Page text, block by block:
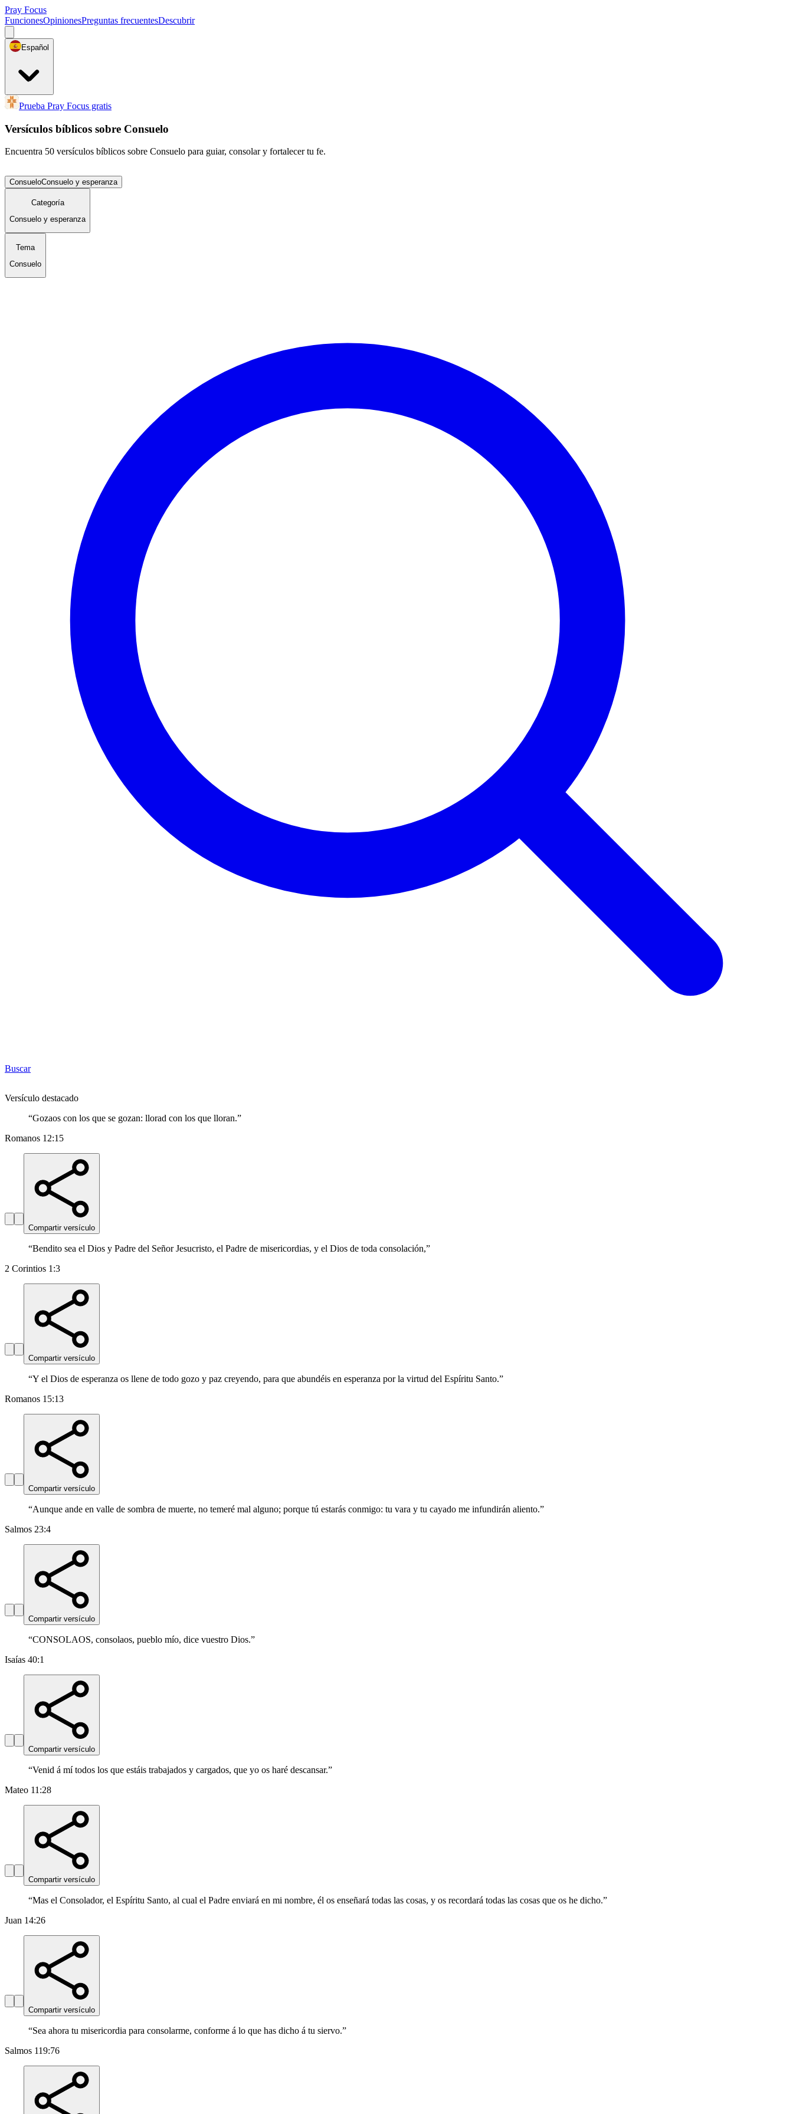
Pray Focus
FuncionesOpinionesPreguntas frecuentesDescubrir
Español
Prueba Pray Focus gratis
Versículos bíblicos sobre Consuelo
Encuentra 50 versículos bíblicos sobre Consuelo para guiar, consolar y fortalecer tu fe.
ConsueloConsuelo y esperanza
Categoría
Consuelo y esperanza
Tema
Consuelo
Buscar
Versículo destacado
“Gozaos con los que se gozan: llorad con los que lloran.”
Romanos 12:15
Compartir versículo
“Bendito sea el Dios y Padre del Señor Jesucristo, el Padre de misericordias, y el Dios de toda consolación,”
2 Corintios 1:3
Compartir versículo
“Y el Dios de esperanza os llene de todo gozo y paz creyendo, para que abundéis en esperanza por la virtud del Espíritu Santo.”
Romanos 15:13
Compartir versículo
“Aunque ande en valle de sombra de muerte, no temeré mal alguno; porque tú estarás conmigo: tu vara y tu cayado me infundirán aliento.”
Salmos 23:4
Compartir versículo
“CONSOLAOS, consolaos, pueblo mío, dice vuestro Dios.”
Isaías 40:1
Compartir versículo
“Venid á mí todos los que estáis trabajados y cargados, que yo os haré descansar.”
Mateo 11:28
Compartir versículo
“Mas el Consolador, el Espíritu Santo, al cual el Padre enviará en mi nombre, él os enseñará todas las cosas, y os recordará todas las cosas que os he dicho.”
Juan 14:26
Compartir versículo
“Sea ahora tu misericordia para consolarme, conforme á lo que has dicho á tu siervo.”
Salmos 119:76